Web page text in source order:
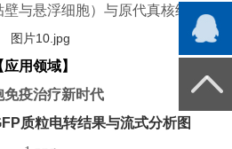
与悬浮细胞）与原代真核细胞：
应用领域】
免疫治疗新时代
质粒电转结果与流式分析图